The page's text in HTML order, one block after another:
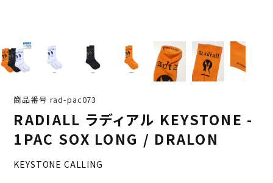
商品番号 rad-pac073
RADIALL ラディアル KEYSTONE -
1PAC SOX LONG / DRALON
KEYSTONE CALLING